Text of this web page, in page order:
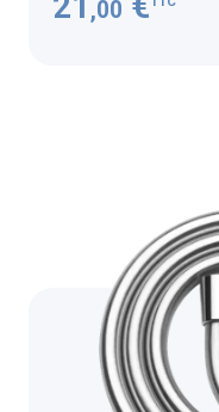
,00